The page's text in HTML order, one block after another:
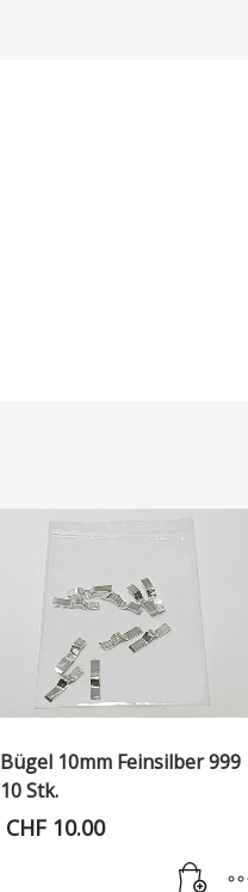
Bügel 10mm Feinsilber 999
10 Stk.
CHF10.00